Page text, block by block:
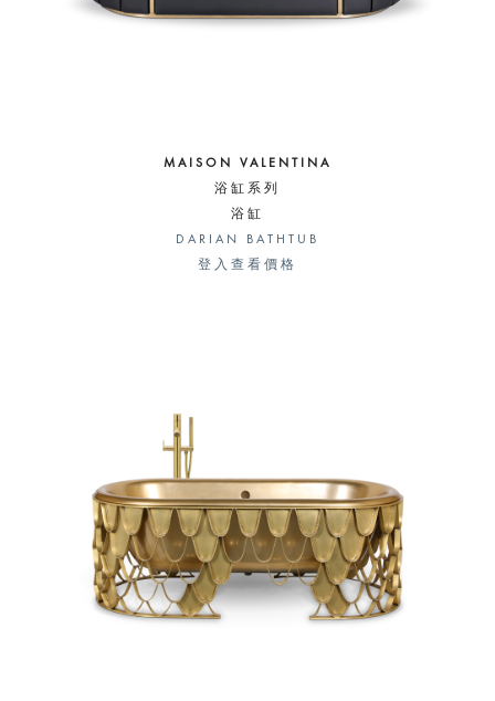
MAISON VALENTINA
浴缸系列
浴缸
DARIAN BATHTUB
登入查看價格